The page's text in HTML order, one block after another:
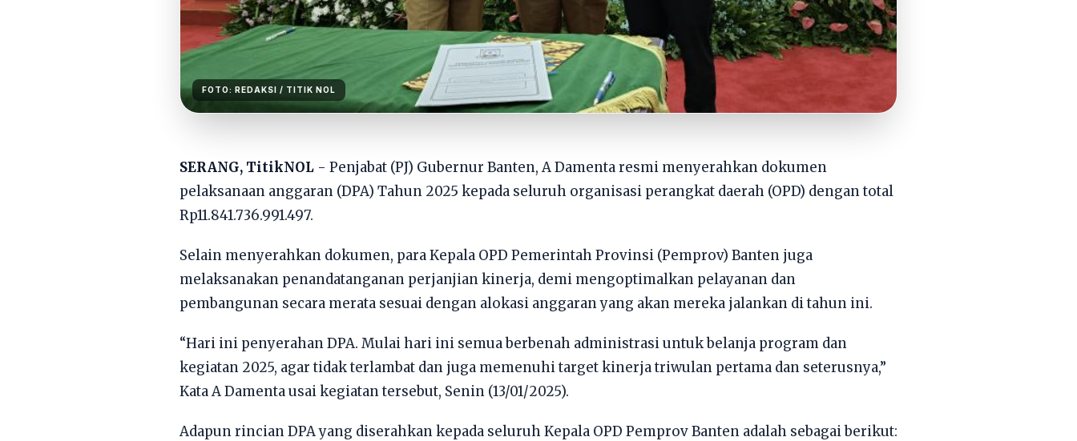
FOTO: REDAKSI / TITIK NOL
SERANG, TitikNOL - Penjabat (PJ) Gubernur Banten, A Damenta resmi menyerahkan dokumen
pelaksanaan anggaran (DPA) Tahun 2025 kepada seluruh organisasi perangkat daerah (OPD) dengan total
Rp11.841.736.991.497.
Selain menyerahkan dokumen, para Kepala OPD Pemerintah Provinsi (Pemprov) Banten juga
melaksanakan penandatanganan perjanjian kinerja, demi mengoptimalkan pelayanan dan
pembangunan secara merata sesuai dengan alokasi anggaran yang akan mereka jalankan di tahun ini.
“Hari ini penyerahan DPA. Mulai hari ini semua berbenah administrasi untuk belanja program dan
kegiatan 2025, agar tidak terlambat dan juga memenuhi target kinerja triwulan pertama dan seterusnya,”
Kata A Damenta usai kegiatan tersebut, Senin (13/01/2025).
Adapun rincian DPA yang diserahkan kepada seluruh Kepala OPD Pemprov Banten adalah sebagai berikut: